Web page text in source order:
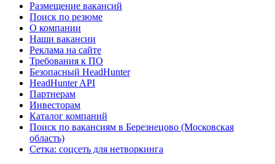
Размещение вакансий
Поиск по резюме
О компании
Наши вакансии
Реклама на сайте
Требования к ПО
Безопасный HeadHunter
HeadHunter API
Партнерам
Инвесторам
Каталог компаний
Поиск по вакансиям в Березнецово (Московская
область)
Сетка: соцсеть для нетворкинга